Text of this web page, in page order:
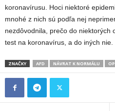
koronavírusu. Hoci niektoré
mnohé z nich sú podľa nej
nezdôvodnila, prečo do niektorých
test na koronavírus, a do iných nie.
ZNAČKY AFD NÁVRAT K NORMÁLU